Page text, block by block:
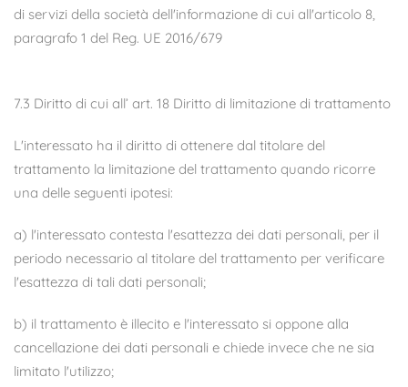
di servizi della società dell'informazione di cui all'articolo 8,
paragrafo 1 del Reg. UE 2016/679
7.3 Diritto di cui all’ art. 18 Diritto di limitazione di trattamento
L'interessato ha il diritto di ottenere dal titolare del
trattamento la limitazione del trattamento quando ricorre
una delle seguenti ipotesi:
a) l'interessato contesta l'esattezza dei dati personali, per il
periodo necessario al titolare del trattamento per verificare
l'esattezza di tali dati personali;
b) il trattamento è illecito e l'interessato si oppone alla
cancellazione dei dati personali e chiede invece che ne sia
limitato l'utilizzo;